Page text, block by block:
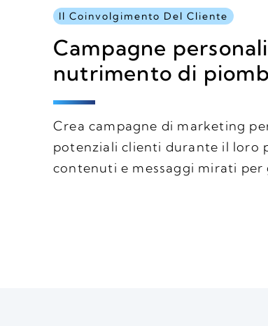
Il Coinvolgimento Del Cliente
Campagne
nutrimento di
Crea campagne di marketing
potenziali clienti durante il loro
contenuti e messaggi mirati